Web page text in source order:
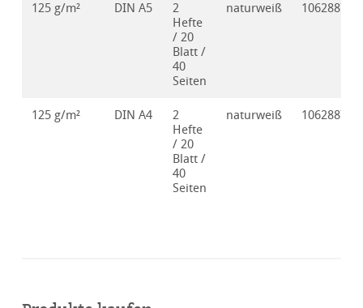
125 g/m² DIN A5
2
Hefte
/ 20
Blatt /
40
Seiten
naturweiß 10628871
125 g/m² DIN A4
2
Hefte
/ 20
Blatt /
40
Seiten
naturweiß 10628872